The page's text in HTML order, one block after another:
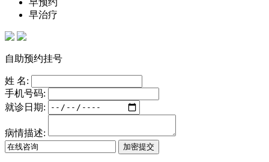
早治疗
自助预约挂号
姓 名:
手机号码:
就诊日期:
病情描述: